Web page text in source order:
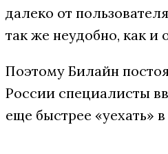
далеко от
так же неудобно, как
Поэтому Билайн
России специалисты
еще быстрее «уехать»